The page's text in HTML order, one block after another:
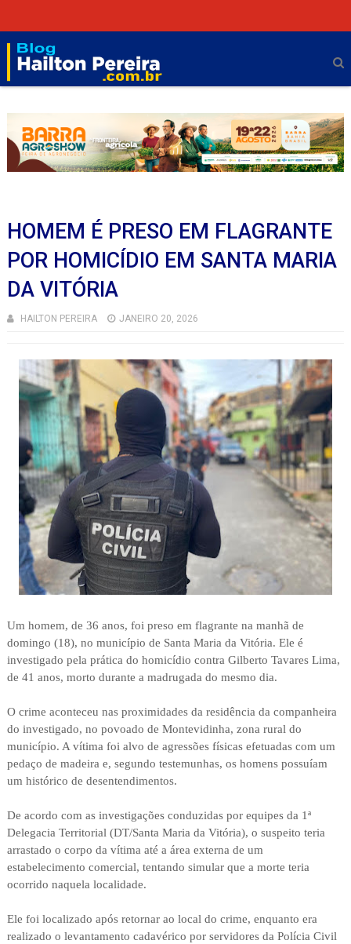
HOMEM É PRESO EM FLAGRANTE
POR HOMICÍDIO EM SANTA MARIA
DA VITÓRIA
HAILTON PEREIRA JANEIRO 20, 2026
Um homem, de 36 anos, foi preso em flagrante na manhã de
domingo (18), no município de Santa Maria da Vitória. Ele é
investigado pela prática do homicídio contra Gilberto Tavares Lima,
de 41 anos, morto durante a madrugada do mesmo dia.
O crime aconteceu nas proximidades da residência da companheira
do investigado, no povoado de Montevidinha, zona rural do
município. A vítima foi alvo de agressões físicas efetuadas com um
pedaço de madeira e, segundo testemunhas, os homens possuíam
um histórico de desentendimentos.
De acordo com as investigações conduzidas por equipes da 1ª
Delegacia Territorial (DT/Santa Maria da Vitória), o suspeito teria
arrastado o corpo da vítima até a área externa de um
estabelecimento comercial, tentando simular que a morte teria
ocorrido naquela localidade.
Ele foi localizado após retornar ao local do crime, enquanto era
realizado o levantamento cadavérico por servidores da Polícia Civil